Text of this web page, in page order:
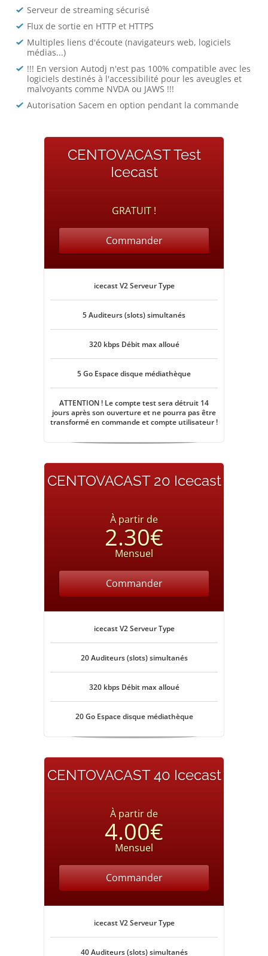
Serveur de streaming sécurisé
Flux de sortie en HTTP et HTTPS
Multiples liens d'écoute (navigateurs web, logiciels
médias...)
!!! En version Autodj n'est pas 100% compatible avec les
logiciels destinés à l'accessibilité pour les aveugles et
malvoyants comme NVDA ou JAWS !!!
Autorisation Sacem en option pendant la commande
CENTOVACAST Test
Icecast
GRATUIT !
Commander
icecast V2 Serveur Type
5 Auditeurs (slots) simultanés
320 kbps Débit max alloué
5 Go Espace disque médiathèque
ATTENTION ! Le compte test sera détruit 14
jours après son ouverture et ne pourra pas être
transformé en commande et compte utilisateur !
CENTOVACAST 20 Icecast
À partir de
2.30€
Mensuel
Commander
icecast V2 Serveur Type
20 Auditeurs (slots) simultanés
320 kbps Débit max alloué
20 Go Espace disque médiathèque
CENTOVACAST 40 Icecast
À partir de
4.00€
Mensuel
Commander
icecast V2 Serveur Type
40 Auditeurs (slots) simultanés